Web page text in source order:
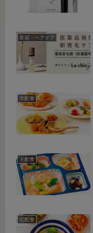
美容・ヘアケア
宅配食
宅配食
宅配食